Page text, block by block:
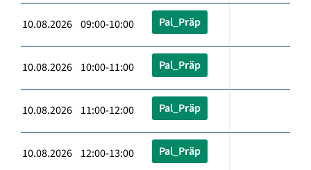
10.08.2026 09:00-10:00 Pal_Präp
10.08.2026 10:00-11:00 Pal_Präp
10.08.2026 11:00-12:00 Pal_Präp
10.08.2026 12:00-13:00 Pal_Präp